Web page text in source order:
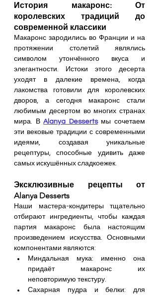
История макаронс: От
королевских традиций до
современной классики
Макаронс зародились во Франции и на
протяжении столетий являлись
символом утончённого вкуса и
элегантности. Истоки этого десерта
уходят в далекие времена, когда
лакомства готовили для королевских
дворов, а сегодня макаронс стали
любимым десертом во многих странах
мира. В Alanya Desserts мы сочетаем
эти вековые традиции с современными
идеями, создавая уникальные
рецептуры, способные удивить даже
самых искушённых сладкоежек.
Эксклюзивные рецепты от
Alanya Desserts
Наши мастера-кондитеры тщательно
отбирают ингредиенты, чтобы каждая
партия макаронс была настоящим
произведением искусства. Основными
компонентами являются:
Миндальная мука: именно она
придаёт макаронс их
неповторимую текстуру.
Сахарная пудра и белки: для